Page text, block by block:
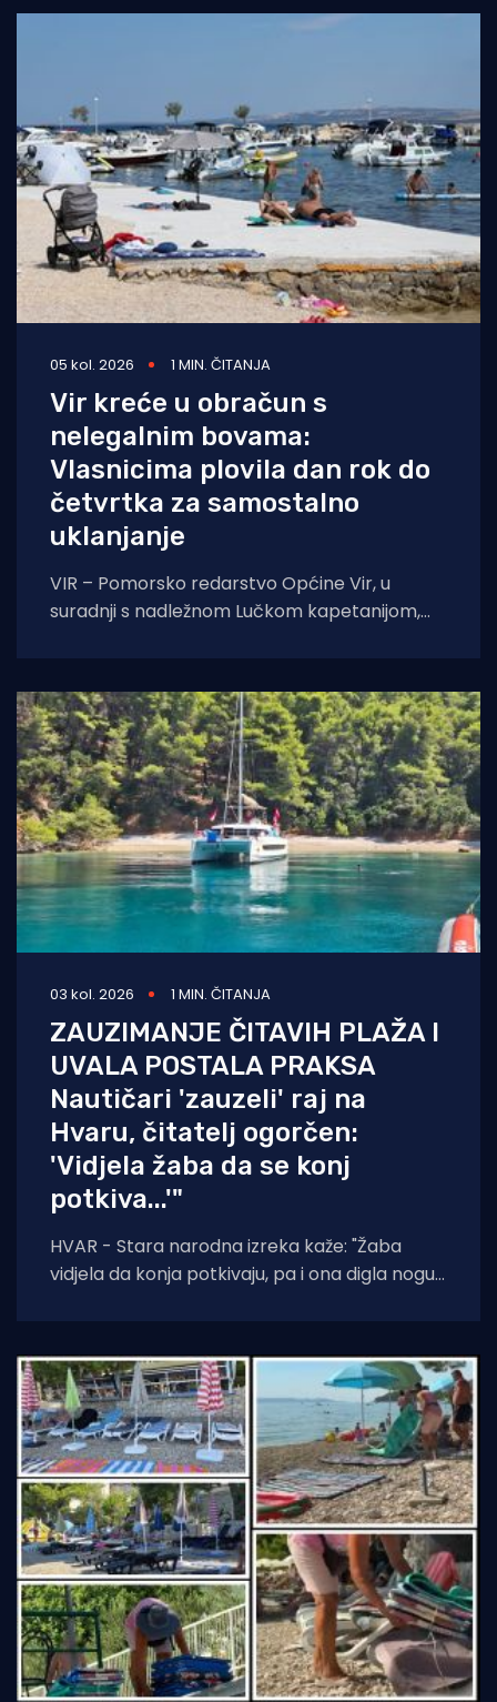
05 kol. 2026 1 MIN. ČITANJA
Vir kreće u obračun s
nelegalnim bovama:
Vlasnicima plovila dan rok do
četvrtka za samostalno
uklanjanje
VIR – Pomorsko redarstvo Općine Vir, u
suradnji s nadležnom Lučkom kapetanijom,
03 kol. 2026 1 MIN. ČITANJA
ZAUZIMANJE ČITAVIH PLAŽA I
UVALA POSTALA PRAKSA
Nautičari 'zauzeli' raj na
Hvaru, čitatelj ogorčen:
'Vidjela žaba da se konj
potkiva...'"
HVAR - Stara narodna izreka kaže: "Žaba
vidjela da konja potkivaju, pa i ona digla nogu."